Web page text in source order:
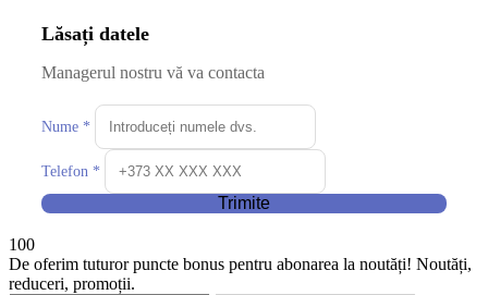
Lăsați datele
Managerul nostru vă va contacta
Nume *
Telefon *
Trimite
100
De oferim tuturor puncte bonus pentru abonarea la noutăți! Noutăți,
reduceri, promoții.